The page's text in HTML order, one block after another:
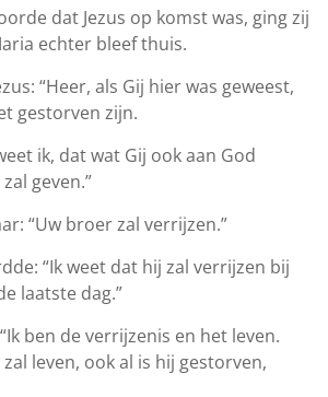
dat Jezus op komst was, ging zij
echter bleef thuis.
“Heer, als Gij hier was geweest,
gestorven zijn.
ik, dat wat Gij ook aan God
geven.”
“Uw broer zal verrijzen.”
“Ik weet dat hij zal verrijzen bij
laatste dag.”
ben de verrijzenis en het leven.
leven, ook al is hij gestorven,